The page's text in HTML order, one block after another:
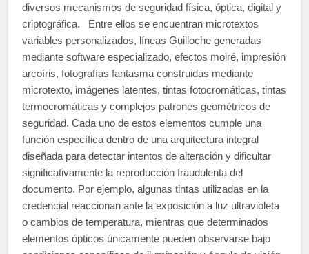
diversos mecanismos de seguridad física, óptica, digital y
criptográfica. Entre ellos se encuentran microtextos
variables personalizados, líneas Guilloche generadas
mediante software especializado, efectos moiré, impresión
arcoíris, fotografías fantasma construidas mediante
microtexto, imágenes latentes, tintas fotocromáticas, tintas
termocromáticas y complejos patrones geométricos de
seguridad. Cada uno de estos elementos cumple una
función específica dentro de una arquitectura integral
diseñada para detectar intentos de alteración y dificultar
significativamente la reproducción fraudulenta del
documento. Por ejemplo, algunas tintas utilizadas en la
credencial reaccionan ante la exposición a luz ultravioleta
o cambios de temperatura, mientras que determinados
elementos ópticos únicamente pueden observarse bajo